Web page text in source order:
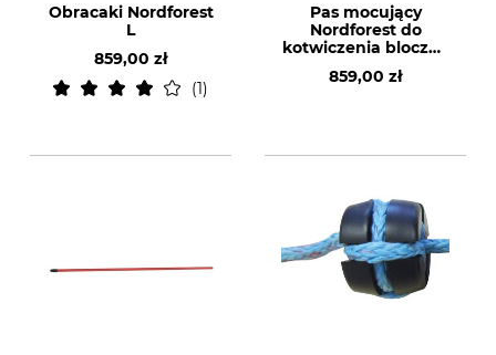
Obracaki Nordforest
L
859,00 zł
1
Pas mocujący
Nordforest do
kotwiczenia bloczka
859,00 zł